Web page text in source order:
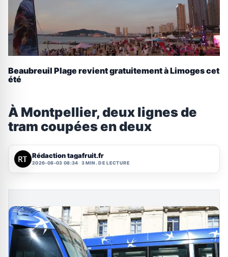
Beaubreuil Plage revient gratuitement à Limoges cet
été
À Montpellier, deux lignes de
tram coupées en deux
Rédaction tagafruit.fr
2026-08-03 08:34 3 MIN. DE LECTURE